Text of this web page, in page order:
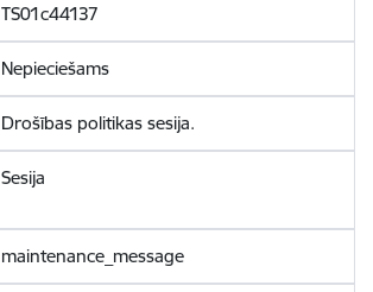
TS01c44137
Nepieciešams
Drošības politikas sesija.
Sesija
maintenance_message